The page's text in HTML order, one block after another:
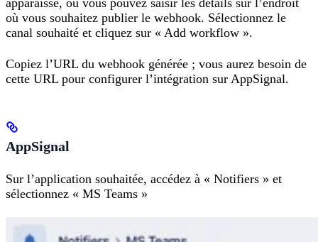
apparaisse, où vous pouvez saisir les détails sur l’endroit
où vous souhaitez publier le webhook. Sélectionnez le
canal souhaité et cliquez sur « Add workflow ».
Copiez l’URL du webhook générée ; vous aurez besoin de
cette URL pour configurer l’intégration sur AppSignal.
AppSignal
Sur l’application souhaitée, accédez à « Notifiers » et
sélectionnez « MS Teams »